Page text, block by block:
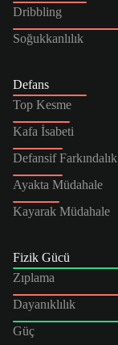
Dribbling
Soğukkanlılık
Defans
Top Kesme
Kafa İsabeti
Defansif Farkındalık
Ayakta Müdahale
Kayarak Müdahale
Fizik Gücü
Zıplama
Dayanıklılık
Güç